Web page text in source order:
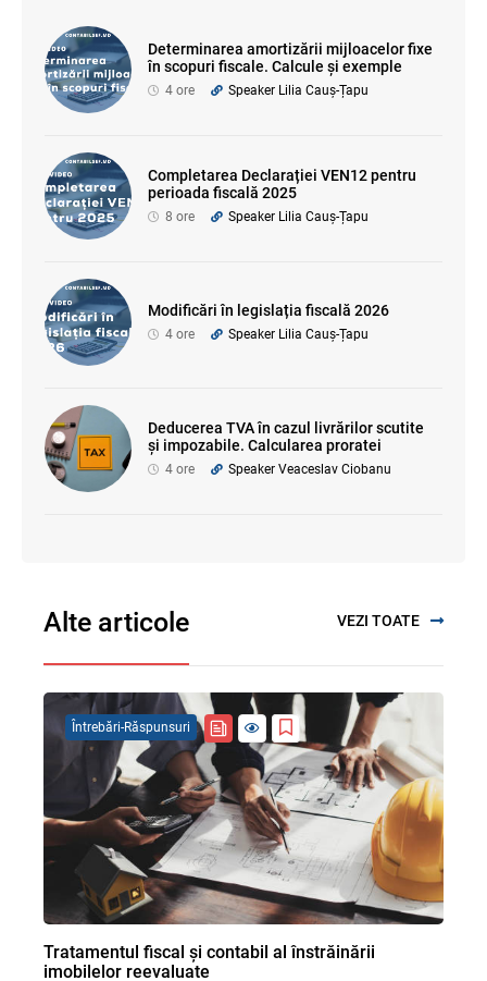
Determinarea amortizării mijloacelor fixe
în scopuri fiscale. Calcule și exemple
4 ore Speaker Lilia Cauș-Țapu
Completarea Declarației VEN12 pentru
perioada fiscală 2025
8 ore Speaker Lilia Cauș-Țapu
Modificări în legislația fiscală 2026
4 ore Speaker Lilia Cauș-Țapu
Deducerea TVA în cazul livrărilor scutite
și impozabile. Calcularea proratei
4 ore Speaker Veaceslav Ciobanu
Alte articole VEZI TOATE
Tratamentul fiscal și contabil al înstrăinării
imobilelor reevaluate
Întrebări-Răspunsuri